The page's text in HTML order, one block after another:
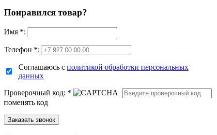
Понравился товар?
Имя *:
Телефон *:
Соглашаюсь с политикой обработки персональных
данных
Проверочный код: *
поменять код